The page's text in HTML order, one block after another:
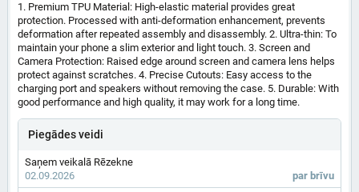
1. Premium TPU Material: High-elastic material provides great
protection. Processed with anti-deformation enhancement, prevents
deformation after repeated assembly and disassembly. 2. Ultra-thin: To
maintain your phone a slim exterior and light touch. 3. Screen and
Camera Protection: Raised edge around screen and camera lens helps
protect against scratches. 4. Precise Cutouts: Easy access to the
charging port and speakers without removing the case. 5. Durable: With
good performance and high quality, it may work for a long time.
Piegādes veidi
Saņem veikalā Rēzekne
02.09.2026
par brīvu